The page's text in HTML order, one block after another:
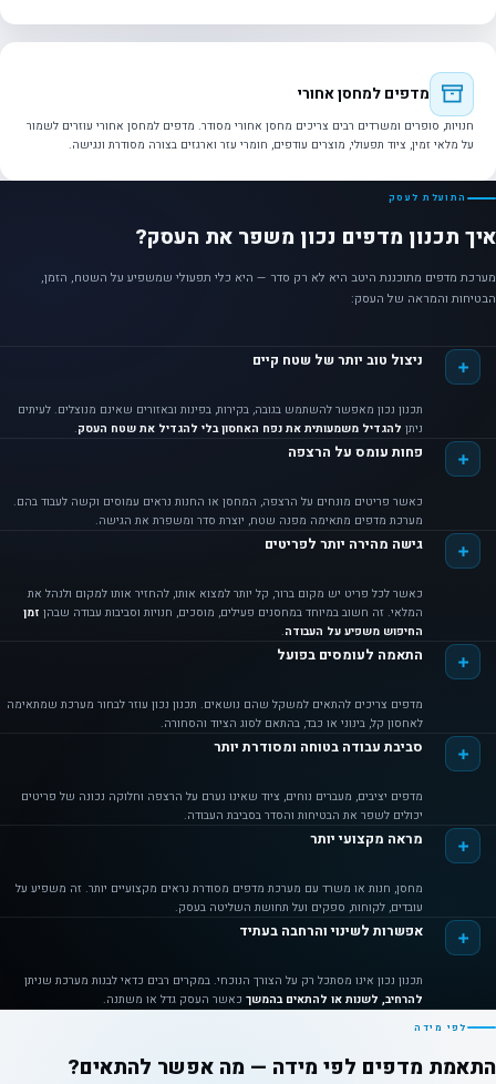
מדפים למחסן אחורי
חנויות, סופרים ומשרדים רבים צריכים מחסן אחורי מסודר. מדפים למחסן אחורי עוזרים לשמור
על מלאי זמין, ציוד תפעולי, מוצרים עודפים, חומרי עזר וארגזים בצורה מסודרת ונגישה.
התועלת לעסק
איך תכנון מדפים נכון משפר את העסק?
מערכת מדפים מתוכננת היטב היא לא רק סדר — היא כלי תפעולי שמשפיע על השטח, הזמן,
הבטיחות והמראה של העסק:
ניצול טוב יותר של שטח קיים
תכנון נכון מאפשר להשתמש בגובה, בקירות, בפינות ובאזורים שאינם מנוצלים. לעיתים
ניתן להגדיל משמעותית את נפח האחסון בלי להגדיל את שטח העסק.
פחות עומס על הרצפה
כאשר פריטים מונחים על הרצפה, המחסן או החנות נראים עמוסים וקשה לעבוד בהם.
מערכת מדפים מתאימה מפנה שטח, יוצרת סדר ומשפרת את הגישה.
גישה מהירה יותר לפריטים
כאשר לכל פריט יש מקום ברור, קל יותר למצוא אותו, להחזיר אותו למקום ולנהל את
המלאי. זה חשוב במיוחד במחסנים פעילים, מוסכים, חנויות וסביבות עבודה שבהן זמן
החיפוש משפיע על העבודה.
התאמה לעומסים בפועל
מדפים צריכים להתאים למשקל שהם נושאים. תכנון נכון עוזר לבחור מערכת שמתאימה
לאחסון קל, בינוני או כבד, בהתאם לסוג הציוד והסחורה.
סביבת עבודה בטוחה ומסודרת יותר
מדפים יציבים, מעברים נוחים, ציוד שאינו נערם על הרצפה וחלוקה נכונה של פריטים
יכולים לשפר את הבטיחות והסדר בסביבת העבודה.
מראה מקצועי יותר
מחסן, חנות או משרד עם מערכת מדפים מסודרת נראים מקצועיים יותר. זה משפיע על
עובדים, לקוחות, ספקים ועל תחושת השליטה בעסק.
אפשרות לשינוי והרחבה בעתיד
תכנון נכון אינו מסתכל רק על הצורך הנוכחי. במקרים רבים כדאי לבנות מערכת שניתן
להרחיב, לשנות או להתאים בהמשך כאשר העסק גדל או משתנה.
לפי מידה
התאמת מדפים לפי מידה — מה אפשר להתאים?